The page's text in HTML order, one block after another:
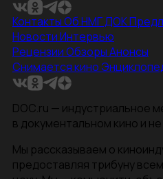
КонтактыОб НМГ ДОК
НовостиИнтервью
РецензииОбзорыАнонсы
Снимается кино
DOC.ru — индустриальное
в документальном кино и
Мы рассказываем о
предоставляя трибуну